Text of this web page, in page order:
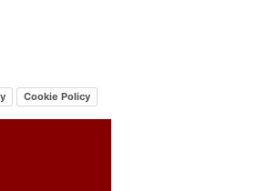
Cookie Policy